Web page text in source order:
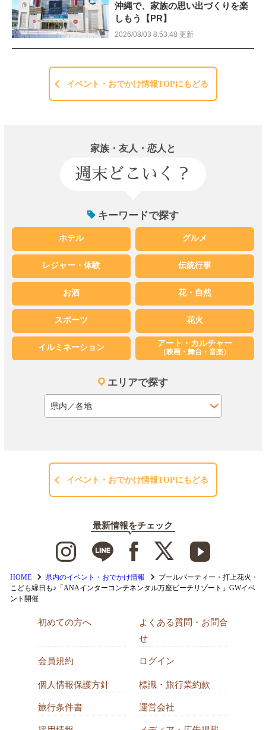
沖縄で、家族の思い出づくりを楽
しもう【PR】
2026/08/03 8:53:48 更新
イベント・おでかけ情報TOPにもどる
家族・友人・恋人と
週末どこいく？
キーワードで探す
ホテル グルメ
レジャー・体験 伝統行事
お酒 花・自然
スポーツ 花火
イルミネーション アート・カルチャー
（映画・舞台・音楽）
エリアで探す
イベント・おでかけ情報TOPにもどる
最新情報をチェック
HOME 県内のイベント・おでかけ情報
プールパーティー・打上花火・
こども縁日も♪「ANAインターコンチネンタル万座ビーチリゾート」GWイベ
ント開催
初めての方へ
よくある質問・お問合
せ
会員規約 ログイン
個人情報保護方針 標識・旅行業約款
旅行条件書 運営会社